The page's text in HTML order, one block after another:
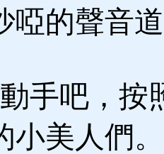
啞的聲音
手吧，按
小美人們